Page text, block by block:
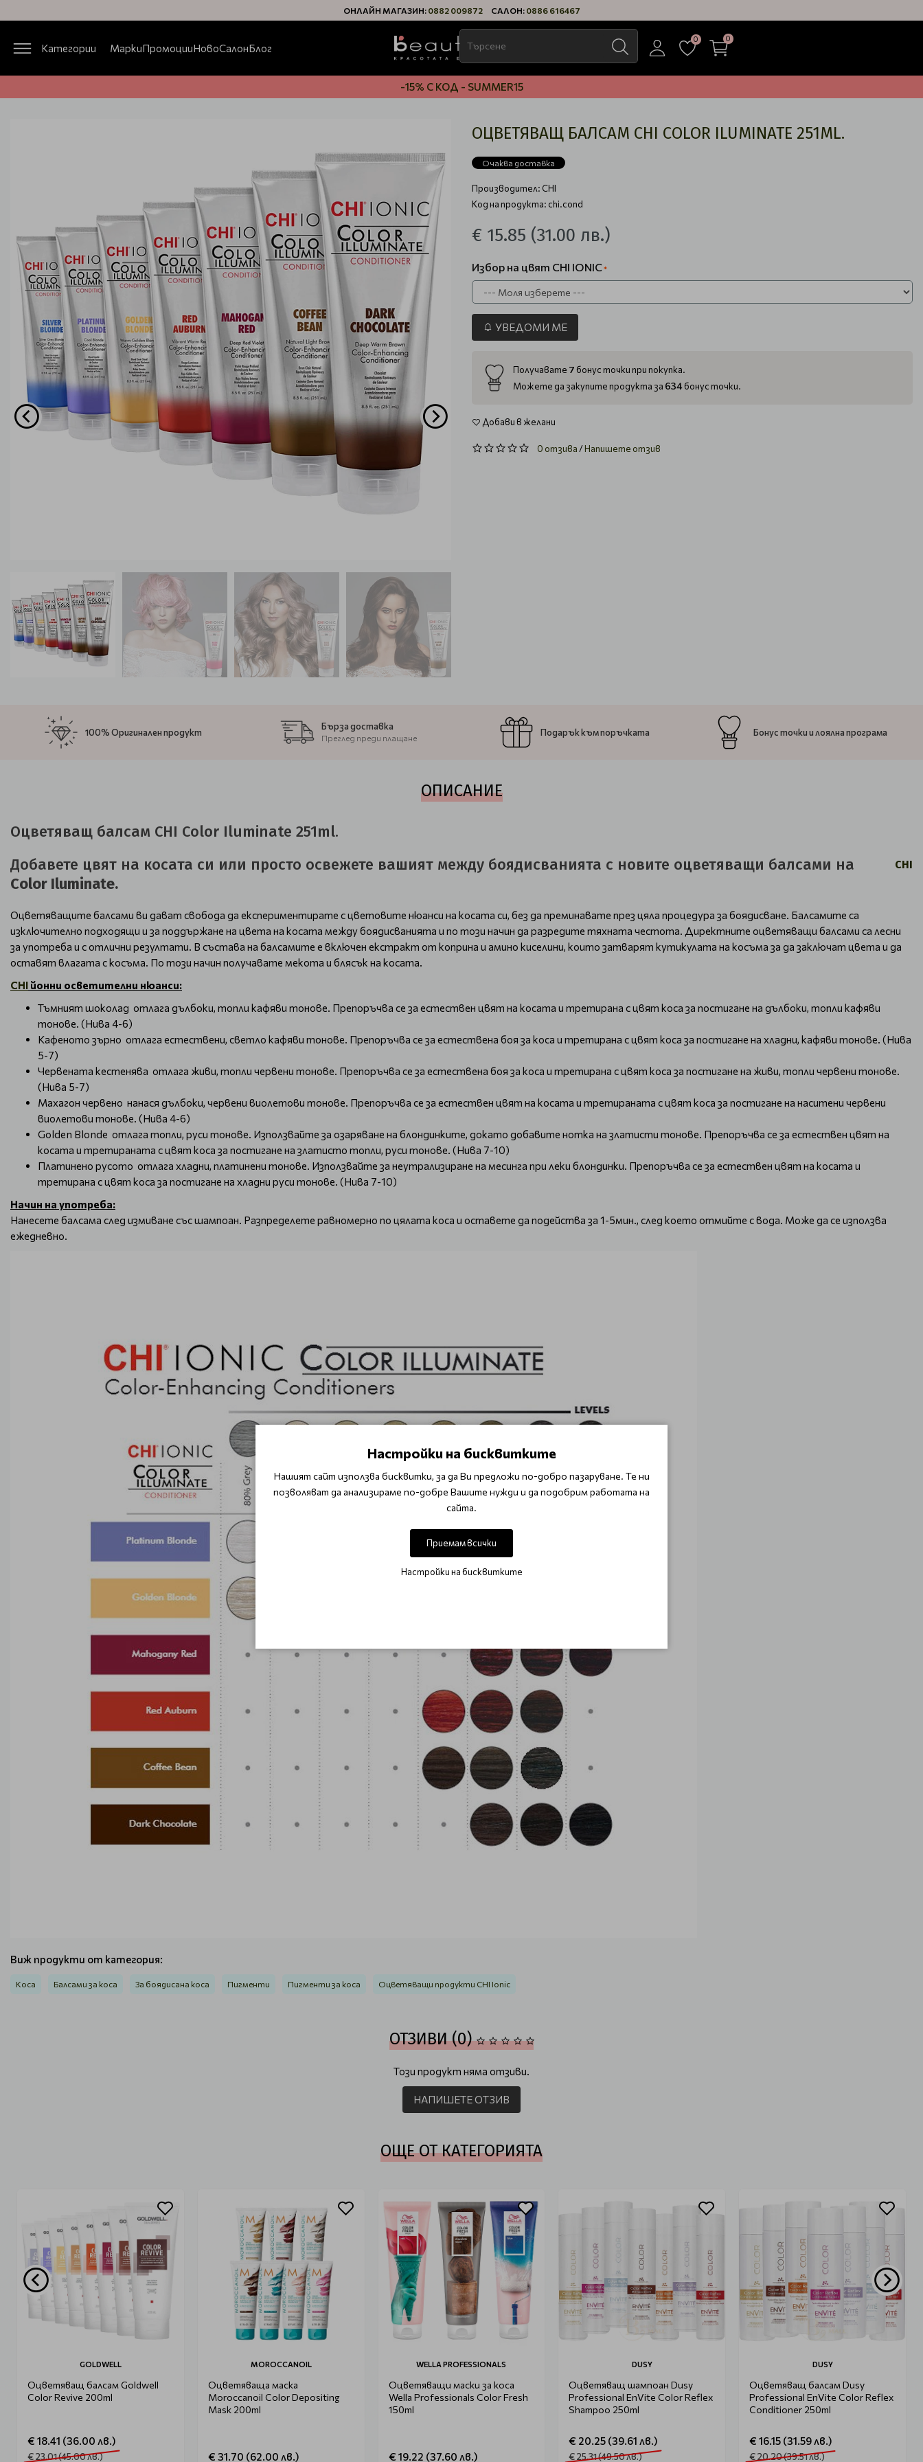
ОНЛАЙН МАГАЗИН: 0882 009872 САЛОН: 0886 616467
Категории МаркиПромоцииНовоСалонБлог
0 0
-15% С КОД - SUMMER15
ОЦВЕТЯВАЩ БАЛСАМ CHI COLOR ILUMINATE 251ML.
Очаква доставка
Производител: CHI
Код на продукта: chi.cond
€ 15.85 (31.00 лв.)
Избор на цвят CHI IONIC
УВЕДОМИ МЕ
Получавате 7 бонус точки при покупка.
Можете да закупите продукта за 634бонус точки.
Добави в желани
0 отзива/Напишете отзив
100% Оригинален продукт
Бърза доставка
Преглед преди плащане
Подарък към поръчката Бонус точки и лоялна програма
ОПИСАНИЕ
Оцветяващ балсам CHI Color Iluminate 251ml.
Добавете цвят на косата си или просто освежете вашият между боядисванията с новите оцветяващи балсами на
CHI
Color Iluminate.
Оцветяващите балсами ви дават свобода да експериментирате с цветовите нюанси на косата си, без да преминавате през цяла процедура за боядисване. Балсамите са
изключително подходящи и за поддържане на цвета на косата между боядисванията и по този начин да разредите тяхната честота. Директните оцветяващи балсами са лесни
за употреба и с отлични резултати. В състава на балсамите е включен екстракт от коприна и амино киселини, които затварят кутикулата на косъма за да заключат цвета и да
оставят влагата с косъма. По този начин получавате мекота и блясък на косата.
CHI йонни осветителни нюанси:
Тъмният шоколад отлага дълбоки, топли кафяви тонове. Препоръчва се за естествен цвят на косата и третирана с цвят коса за постигане на дълбоки, топли кафяви
тонове. (Нива 4-6)
Кафеното зърно отлага естествени, светло кафяви тонове. Препоръчва се за естествена боя за коса и третирана с цвят коса за постигане на хладни, кафяви тонове. (Нива
5-7)
Червената кестенява отлага живи, топли червени тонове. Препоръчва се за естествена боя за коса и третирана с цвят коса за постигане на живи, топли червени тонове.
(Нива 5-7)
Махагон червено нанася дълбоки, червени виолетови тонове. Препоръчва се за естествен цвят на косата и третираната с цвят коса за постигане на наситени червени
виолетови тонове. (Нива 4-6)
Golden Blonde отлага топли, руси тонове. Използвайте за озаряване на блондинките, докато добавите нотка на златисти тонове. Препоръчва се за естествен цвят на
косата и третираната с цвят коса за постигане на златисто топли, руси тонове. (Нива 7-10)
Платинено русото отлага хладни, платинени тонове. Използвайте за неутрализиране на месинга при леки блондинки. Препоръчва се за естествен цвят на косата и
третирана с цвят коса за постигане на хладни руси тонове. (Нива 7-10)
Начин на употреба:
Нанесете балсама след измиване със шампоан. Разпределете равномерно по цялата коса и оставете да подейства за 1-5мин., след което отмийте с вода. Може да се използва
ежедневно.
Виж продукти от категория:
Коса Балсами за коса За боядисана коса Пигменти Пигменти за коса Оцветяващи продукти CHI Ionic
ОТЗИВИ (0)
Този продукт няма отзиви.
НАПИШЕТЕ ОТЗИВ
ОЩЕ ОТ КАТЕГОРИЯТА
GOLDWELL
Оцветяващ балсам Goldwell
Color Revive 200ml
€ 18.41 (36.00 лв.)
€ 23.01 (45.00 лв.)
MOROCCANOIL
Оцветяваща маска
Moroccanoil Color Depositing
Mask 200ml
€ 31.70 (62.00 лв.)
WELLA PROFESSIONALS
Оцветяващи маски за коса
Wella Professionals Color Fresh
150ml
€ 19.22 (37.60 лв.)
DUSY
Оцветяващ шампоан Dusy
Professional EnVite Color Reflex
Shampoo 250ml
€ 20.25 (39.61 лв.)
€ 25.31 (49.50 лв.)
DUSY
Оцветяващ балсам Dusy
Professional EnVite Color Reflex
Conditioner 250ml
€ 16.15 (31.59 лв.)
€ 20.20 (39.51 лв.)
Настройки на бисквитките
Нашият сайт използва бисквитки, за да Ви предложи по-добро пазаруване. Те ни
позволяват да анализираме по-добре Вашите нужди и да подобрим работата на
сайта.
Приемам всички
Настройки на бисквитките